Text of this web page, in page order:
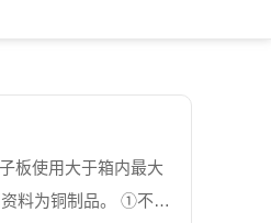
板使用大于箱内最大
料为铜制品。 ①不按